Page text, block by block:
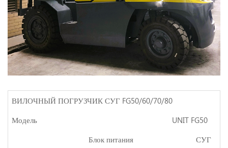
ВИЛОЧНЫЙ ПОГРУЗЧИК СУГ FG50/60/70/80
Модель
UNIT FG50
Блок питания
СУГ